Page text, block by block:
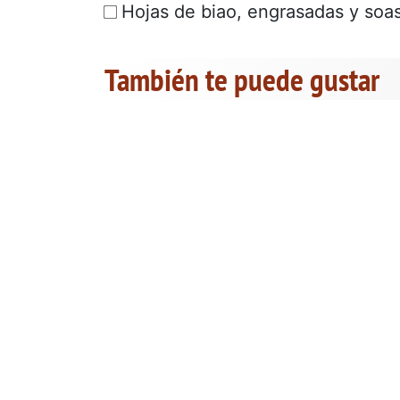
Hojas de biao, engrasadas y
También te puede gustar